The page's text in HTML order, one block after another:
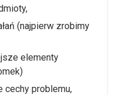
(najpierw zrobimy
elementy
cechy problemu,